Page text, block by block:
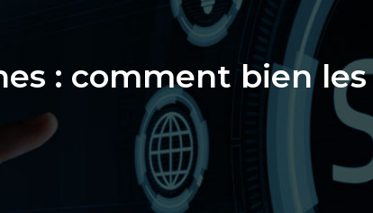
: comment bien